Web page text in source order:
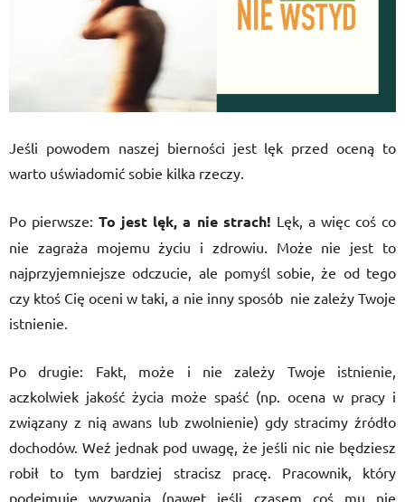
Jeśli powodem naszej bierności jest lęk przed oceną to
warto uświadomić sobie kilka rzeczy.
Po pierwsze:To jest lęk, a nie strach! Lęk, a więc coś co
nie zagraża mojemu życiu i zdrowiu. Może nie jest to
najprzyjemniejsze odczucie, ale pomyśl sobie, że od tego
czy ktoś Cię oceni w taki, a nie inny sposób nie zależy Twoje
istnienie.
Po drugie: Fakt, może i nie zależy Twoje istnienie,
aczkolwiek jakość życia może spaść (np. ocena w pracy i
związany z nią awans lub zwolnienie) gdy stracimy źródło
dochodów. Weź jednak pod uwagę, że jeśli nic nie będziesz
robił to tym bardziej stracisz pracę. Pracownik, który
podejmuje wyzwania (nawet jeśli czasem coś mu nie